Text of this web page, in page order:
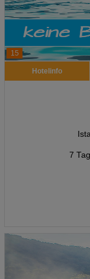
15
Hotelinfo
7